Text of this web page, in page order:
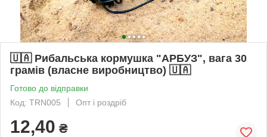
🇺🇦 Рибальська кормушка "АРБУЗ", вага 30
грамів (власне виробництво) 🇺🇦
Готово до відправки
Код: TRN005
Опт і роздріб
12,40 ₴